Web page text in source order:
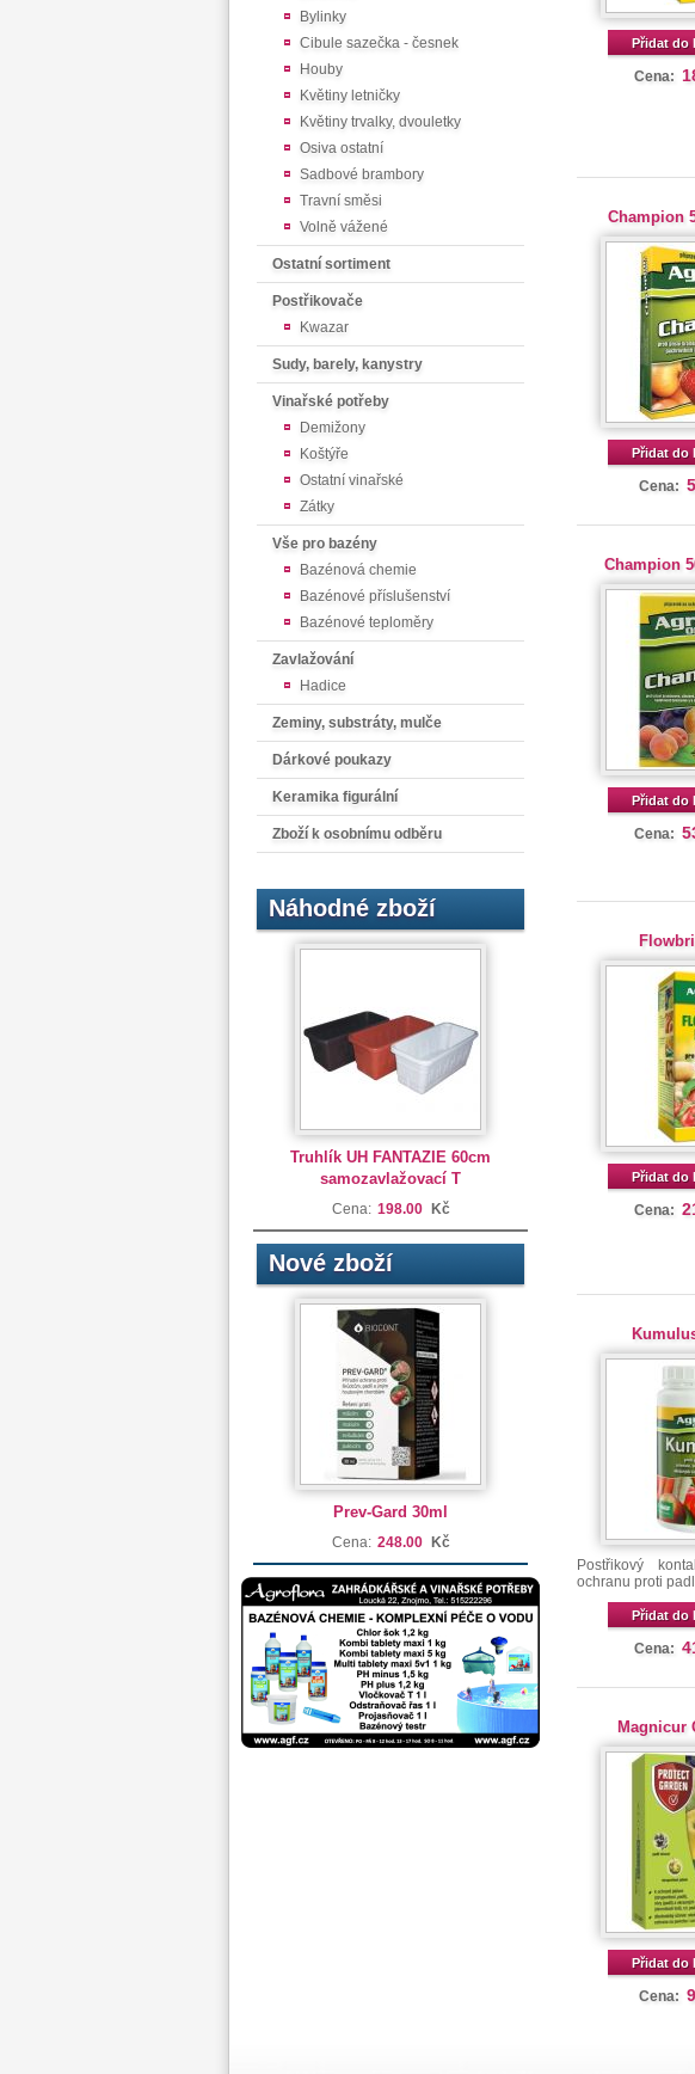
Bylinky
Cibule sazečka - česnek
Houby
Květiny letničky
Květiny trvalky, dvouletky
Osiva ostatní
Sadbové brambory
Travní směsi
Volně vážené
Ostatní sortiment
Postřikovače
Kwazar
Sudy, barely, kanystry
Vinařské potřeby
Demižony
Koštýře
Ostatní vinařské
Zátky
Vše pro bazény
Bazénová chemie
Bazénové příslušenství
Bazénové teploměry
Zavlažování
Hadice
Zeminy, substráty, mulče
Dárkové poukazy
Keramika figurální
Zboží k osobnímu odběru
Náhodné zboží
Truhlík UH FANTAZIE 60cm
samozavlažovací T
Cena: 198.00 Kč
Nové zboží
Prev-Gard 30ml
Cena: 248.00 Kč
Přidat do
Cena:
Champion
Přidat do
Cena:
Champion
Přidat do
Cena:
Přidat do
Cena:
Postřikový
ochranu proti
Přidat do
Cena:
Magnicur
Přidat do
Cena: